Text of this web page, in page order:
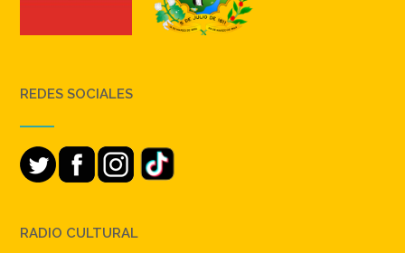
REDES SOCIALES
RADIO CULTURAL